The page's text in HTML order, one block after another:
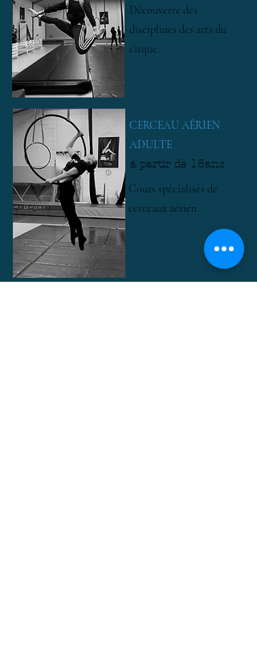
Découverte des
disciplines des arts du
cirque.
CERCEAU AÉRIEN
ADULTE
à partir de 18ans
Cours spécialisés de
cerceaux aérien.